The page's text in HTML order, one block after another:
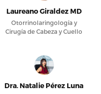
Laureano Giraldez MD
Otorrinolaringología y
Cirugía de Cabeza y Cuello
Dra. Natalie Pérez Luna